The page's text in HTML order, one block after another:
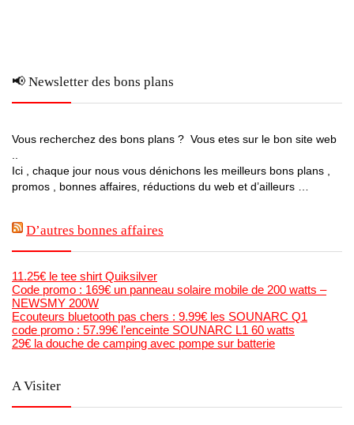
📢 Newsletter des bons plans
Vous recherchez des bons plans ? Vous etes sur le bon site web
Ici , chaque jour nous vous dénichons les meilleurs bons plans ,
promos , bonnes affaires, réductions du web et d’ailleurs …
D’autres bonnes affaires
11.25€ le tee shirt Quiksilver
Code promo : 169€ un panneau solaire mobile de 200 watts –
NEWSMY 200W
Ecouteurs bluetooth pas chers : 9.99€ les SOUNARC Q1
code promo : 57.99€ l’enceinte SOUNARC L1 60 watts
29€ la douche de camping avec pompe sur batterie
A Visiter